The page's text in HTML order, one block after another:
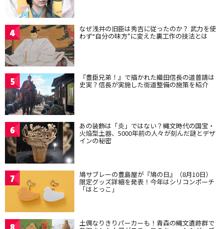
4 なぜ浅井の旧臣は秀吉に従ったのか？ 武力を使
わず“自分の味方”に変えた裏工作の技法とは
5 『豊臣兄弟！』で描かれた織田信長の道普請は
史実？信長が実施した街道整備の施策を紹介
6 あの装飾は「炎」ではない？縄文時代の国宝・
火焔型土器、5000年前の人々が刻んだ謎とデザ
インの秘密
7 鳩サブレーの豊島屋が『鳩の日』（8月10日）
限定グッズ詳細を発表！今年はシリコンポーチ
「はとっこ」
土偶なりきりパーカーも！青森の縄文遺跡群で